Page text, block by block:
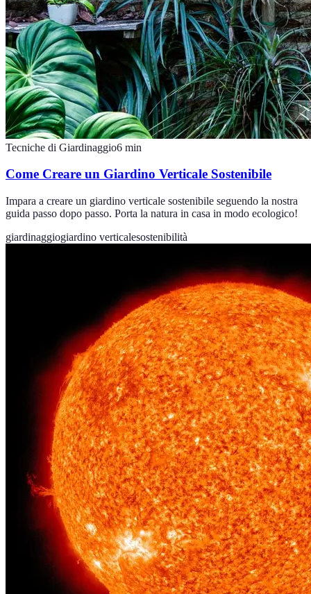
Tecniche di Giardinaggio6 min
Come Creare un Giardino Verticale Sostenibile
Impara a creare un giardino verticale sostenibile seguendo la nostra
guida passo dopo passo. Porta la natura in casa in modo ecologico!
giardinaggiogiardino verticalesostenibilità